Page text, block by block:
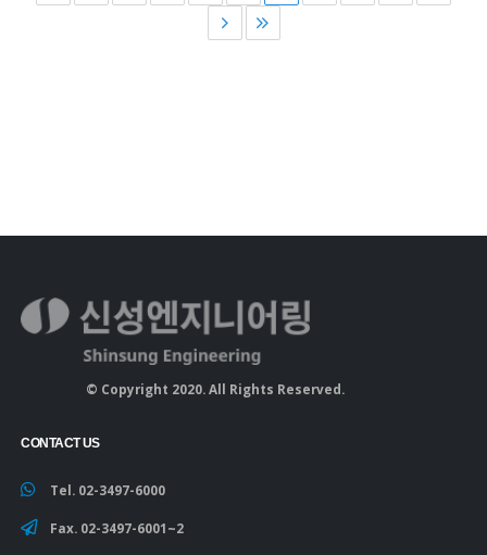
© Copyright 2020. All Rights Reserved.
CONTACT US
Tel. 02-3497-6000
Fax. 02-3497-6001~2